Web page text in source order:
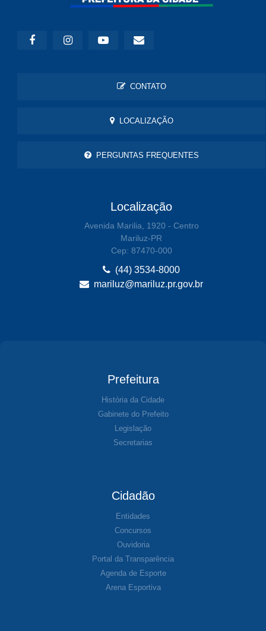
CONTATO
LOCALIZAÇÃO
PERGUNTAS FREQUENTES
Localização
Avenida Marilia, 1920 - Centro
Mariluz-PR
Cep: 87470-000
(44) 3534-8000
mariluz@mariluz.pr.gov.br
Prefeitura
História da Cidade
Gabinete do Prefeito
Legislação
Secretarias
Cidadão
Entidades
Concursos
Ouvidoria
Portal da Transparência
Agenda de Esporte
Arena Esportiva